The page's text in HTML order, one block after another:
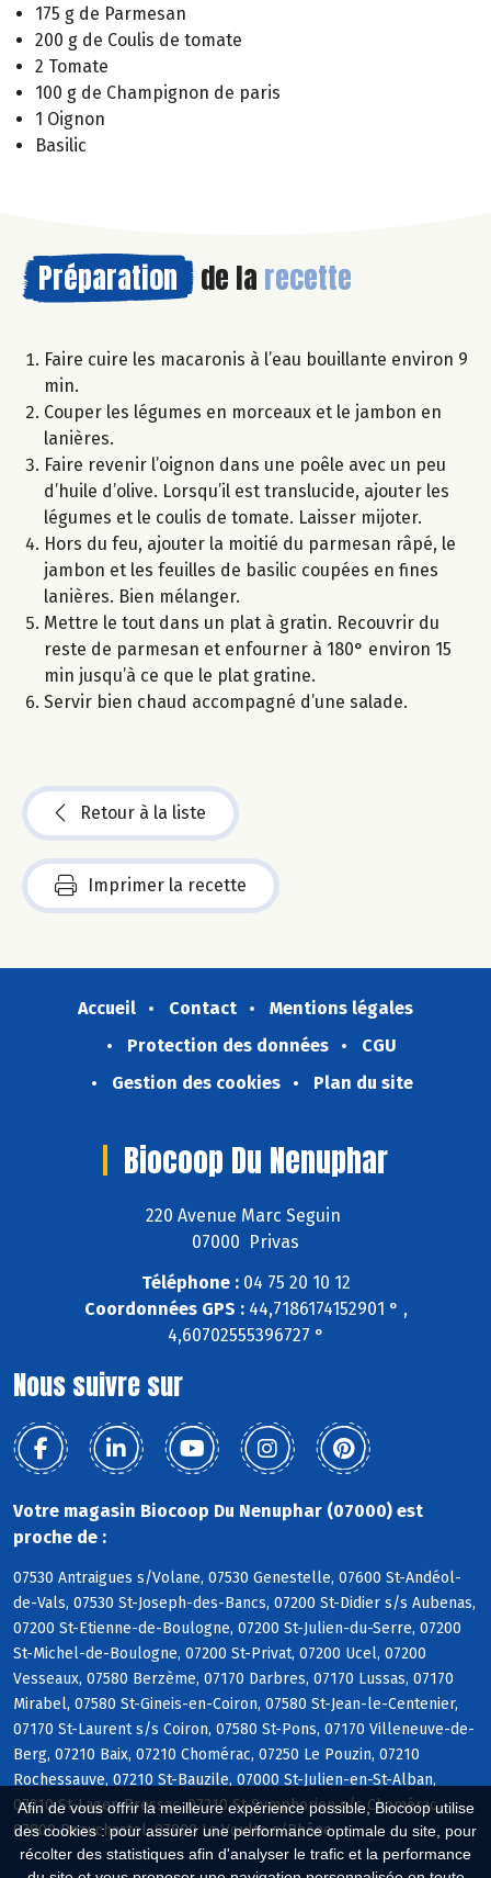
Afin de vous offrir la meilleure expérience possible, Biocoop utilise
des cookies : pour assurer une performance optimale du site, pour
récolter des statistiques afin d'analyser le trafic et la performance
175 g de Parmesan
200 g de Coulis de tomate
2 Tomate
100 g de Champignon de paris
1 Oignon
Basilic
Préparation de la recette
Faire cuire les macaronis à l’eau bouillante environ 9
min.
Couper les légumes en morceaux et le jambon en
lanières.
Faire revenir l’oignon dans une poêle avec un peu
d’huile d’olive. Lorsqu’il est translucide, ajouter les
légumes et le coulis de tomate. Laisser mijoter.
Hors du feu, ajouter la moitié du parmesan râpé, le
jambon et les feuilles de basilic coupées en fines
lanières. Bien mélanger.
Mettre le tout dans un plat à gratin. Recouvrir du
reste de parmesan et enfourner à 180° environ 15
min jusqu’à ce que le plat gratine.
Servir bien chaud accompagné d’une salade.
Retour à la liste
Imprimer la recette
Accueil Contact
Mentions légales
Protection des données
CGU
Gestion des cookies
Plan du site
Biocoop Du Nenuphar
220 Avenue Marc Seguin
07000 Privas
Téléphone :04 75 20 10 12
Coordonnées GPS :44,7186174152901 ° ,
4,60702555396727 °
Nous suivre sur
Votre magasin Biocoop Du Nenuphar (07000) est
proche de :
07530 Antraigues s/Volane, 07530 Genestelle, 07600 St-Andéol-
de-Vals, 07530 St-Joseph-des-Bancs, 07200 St-Didier s/s Aubenas,
07200 St-Etienne-de-Boulogne, 07200 St-Julien-du-Serre, 07200
St-Michel-de-Boulogne, 07200 St-Privat, 07200 Ucel, 07200
Vesseaux, 07580 Berzème, 07170 Darbres, 07170 Lussas, 07170
Mirabel, 07580 St-Gineis-en-Coiron, 07580 St-Jean-le-Centenier,
07170 St-Laurent s/s Coiron, 07580 St-Pons, 07170 Villeneuve-de-
Berg, 07210 Baix, 07210 Chomérac, 07250 Le Pouzin, 07210
Rochessauve, 07210 St-Bauzile, 07000 St-Julien-en-St-Alban,
07210 St-Lager-Bressac, 07210 St-Symphorien s/s Chomérac,
07800 Beauchastel, 07800 La Voulte s/Rhône